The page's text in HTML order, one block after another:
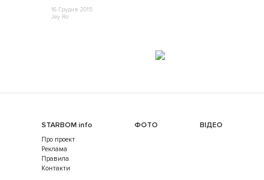
16 Грудня 2015
Jey Ro
STARBOM info
Про проект
Реклама
Правила
Контакти
ФОТО ВІДЕО